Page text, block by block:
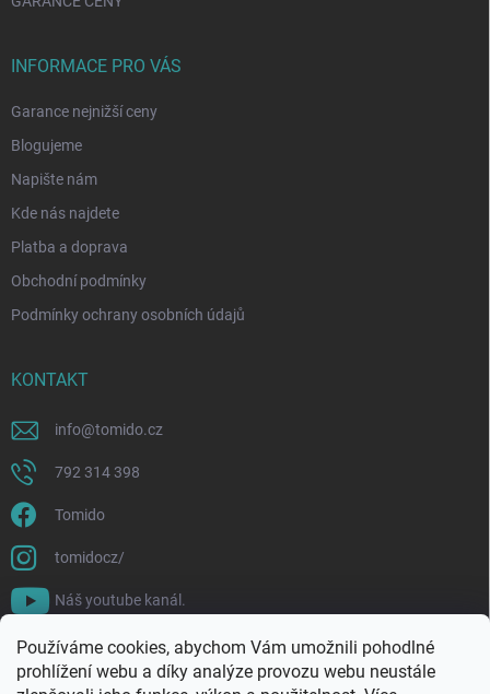
Používáme cookies, abychom Vám umožnili pohodlné
prohlížení webu a díky analýze provozu webu neustále
INFORMACE PRO VÁS
Garance nejnižší ceny
Blogujeme
Napište nám
Kde nás najdete
Platba a doprava
Obchodní podmínky
Podmínky ochrany osobních údajů
KONTAKT
info@tomido.cz
792 314 398
Tomido
tomidocz/
Náš youtube kanál.